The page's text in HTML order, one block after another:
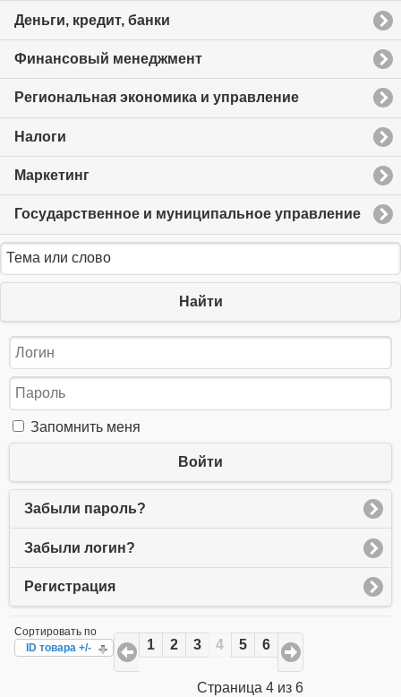
Деньги, кредит, банки
Финансовый менеджмент
Региональная экономика и управление
Налоги
Маркетинг
Государственное и муниципальное управление
Найти
Запомнить меня
Войти
Забыли пароль?
Забыли логин?
Регистрация
Сортировать по
ID товара +/-
1 2 3 4 5 6
Страница 4 из 6